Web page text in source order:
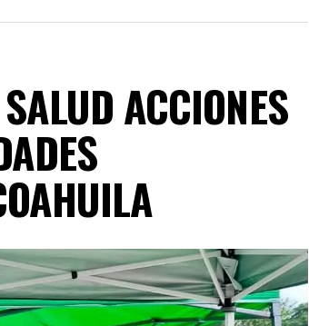
ACCIONES